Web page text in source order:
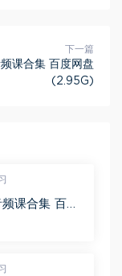
下一篇
课合集 百度网盘
(2.95G)
课合集 百度